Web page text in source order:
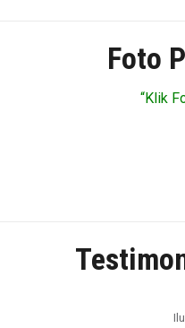
Foto
“Klik